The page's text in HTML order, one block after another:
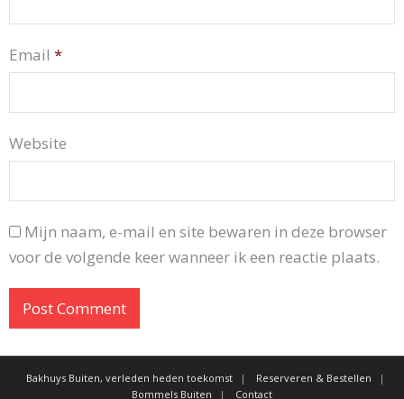
Email *
Website
Mijn naam, e-mail en site bewaren in deze browser
voor de volgende keer wanneer ik een reactie plaats.
Bakhuys Buiten, verleden heden toekomst
Reserveren & Bestellen
Bommels Buiten
Contact